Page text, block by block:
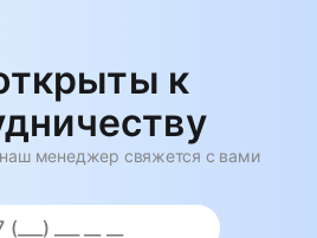
к
наш менеджер свяжется с вами